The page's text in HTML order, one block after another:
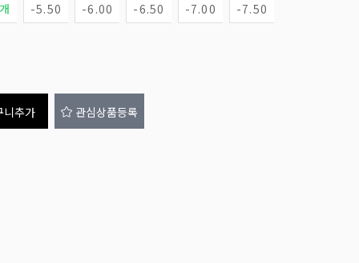
-5.50 -6.00 -6.50 -7.00 -7.50
니추가 관심상품등록